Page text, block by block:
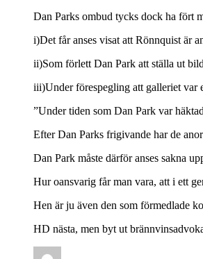
Dan Parks ombud tycks dock ha fört
i)Det får anses visat att Rönnquist är
ii)Som förlett Dan Park att ställa ut
iii)Under förespegling att galleriet var
”Under tiden som Dan Park var
Efter Dan Parks frigivande har de
Dan Park måste därför anses sakna
Hur oansvarig får man vara, att i ett
Hen är ju även den som förmedlade
HD nästa, men byt ut